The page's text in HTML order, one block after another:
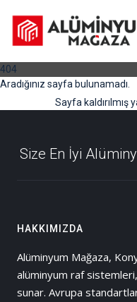
404
Aradığınız sayfa bulunamadı.
Sayfa kaldırılmış
Size En İyi
HAKKIMIZDA
Alüminyum Mağaza,
alüminyum raf
sunar. Avrupa